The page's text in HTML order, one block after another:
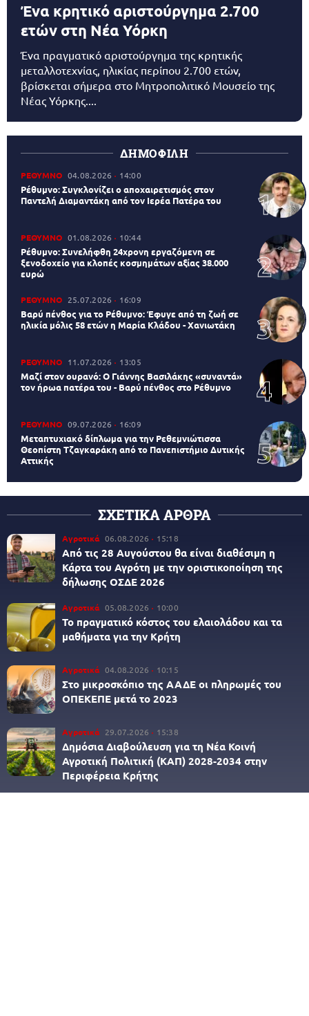
Ένα κρητικό αριστούργημα 2.700
ετών στη Νέα Υόρκη
Ένα πραγματικό αριστούργημα της κρητικής
μεταλλοτεχνίας, ηλικίας περίπου 2.700 ετών,
βρίσκεται σήμερα στο Μητροπολιτικό Μουσείο της
Νέας Υόρκης....
ΔΗΜΟΦΙΛΗ
ΡΕΘΥΜΝΟ 04.08.2026 14:00
Ρέθυμνο: Συγκλονίζει ο αποχαιρετισμός στον
Παντελή Διαμαντάκη από τον Ιερέα Πατέρα του
ΡΕΘΥΜΝΟ 01.08.2026 10:44
Ρέθυμνο: Συνελήφθη 24χρονη εργαζόμενη σε
ξενοδοχείο για κλοπές κοσμημάτων αξίας 38.000
ευρώ
ΡΕΘΥΜΝΟ 25.07.2026 16:09
Βαρύ πένθος για το Ρέθυμνο: Έφυγε από τη ζωή σε
ηλικία μόλις 58 ετών η Μαρία Κλάδου - Χανιωτάκη
ΡΕΘΥΜΝΟ 11.07.2026 13:05
Μαζί στον ουρανό: Ο Γιάννης Βασιλάκης «συναντά»
τον ήρωα πατέρα του - Βαρύ πένθος στο Ρέθυμνο
ΡΕΘΥΜΝΟ 09.07.2026 16:09
Μεταπτυχιακό δίπλωμα για την Ρεθεμνιώτισσα
Θεοπίστη Τζαγκαράκη από το Πανεπιστήμιο Δυτικής
Αττικής
ΣΧΕΤΙΚΑ ΑΡΘΡΑ
Αγροτικά 06.08.2026 15:18
Από τις 28 Αυγούστου θα είναι διαθέσιμη η
Κάρτα του Αγρότη με την οριστικοποίηση της
δήλωσης ΟΣΔΕ 2026
Αγροτικά 05.08.2026 10:00
Το πραγματικό κόστος του ελαιολάδου και τα
μαθήματα για την Κρήτη
Αγροτικά 04.08.2026 10:15
Στο μικροσκόπιο της ΑΑΔΕ οι πληρωμές του
ΟΠΕΚΕΠΕ μετά το 2023
Αγροτικά 29.07.2026 15:38
Δημόσια Διαβούλευση για τη Νέα Κοινή
Αγροτική Πολιτική (ΚΑΠ) 2028-2034 στην
Περιφέρεια Κρήτης